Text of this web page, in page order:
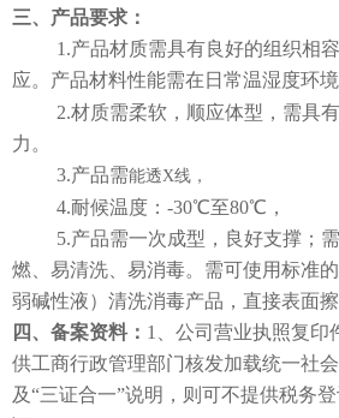
三、产品要求：
1.产品材质需具有良好的组织相
应。产品材料性能需在日常温湿度环
2.材质需柔软，顺应体型，需具
力。
3.产品需能透X线，
4.耐候温度：-30℃至80℃，
5.产品需一次成型，良好支撑；
燃、易清洗、易消毒。需可使用标准
弱碱性液）清洗消毒产品，直接表面擦
四、备案资料： 1、公司营业执照复印
供工商行政管理部门核发加载统一社
及“三证合一”说明，则可不提供税务